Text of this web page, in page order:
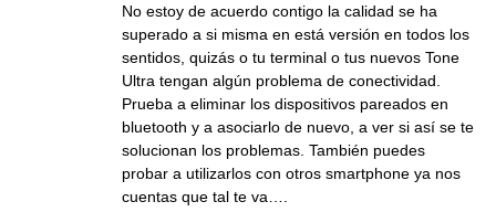
No estoy de acuerdo contigo la calidad se ha
superado a si misma en está versión en todos los
sentidos, quizás o tu terminal o tus nuevos Tone
Ultra tengan algún problema de conectividad.
Prueba a eliminar los dispositivos pareados en
bluetooth y a asociarlo de nuevo, a ver si así se te
solucionan los problemas. También puedes
probar a utilizarlos con otros smartphone ya nos
cuentas que tal te va….